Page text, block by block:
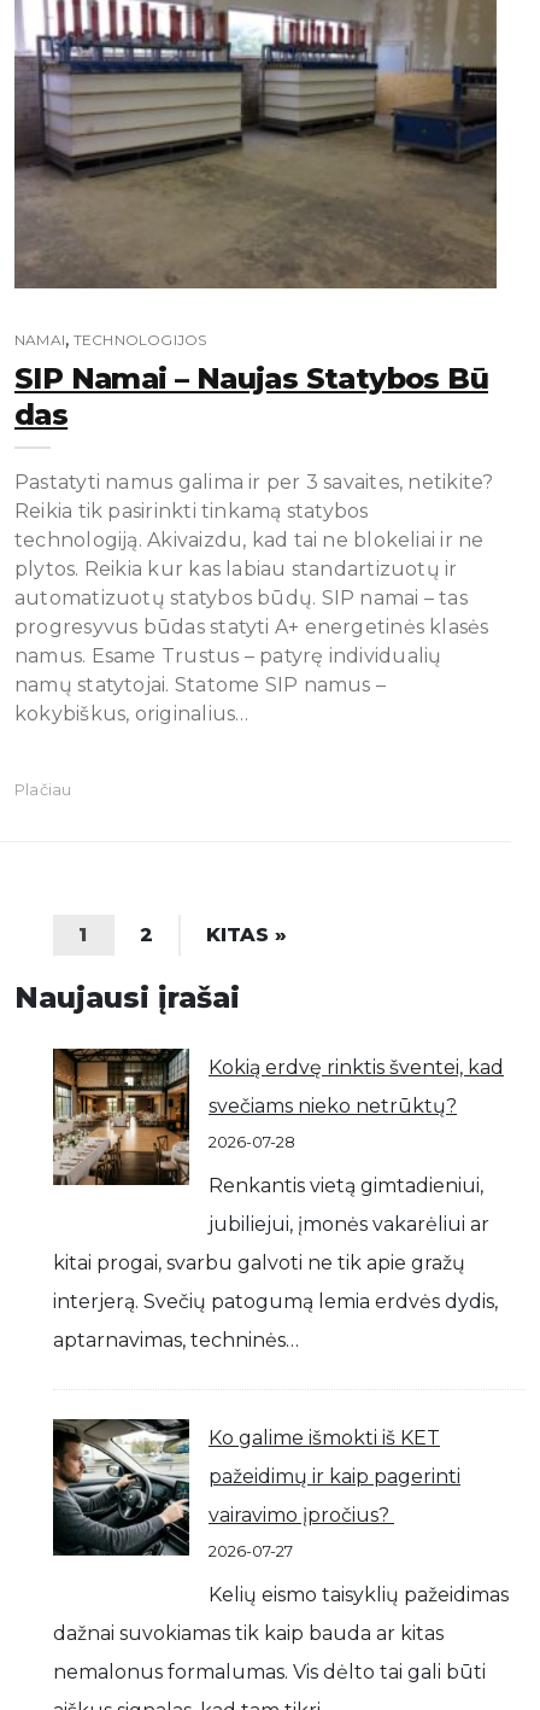
NAMAI, TECHNOLOGIJOS
SIP Namai – Naujas Statybos Bū
Das
Pastatyti namus galima ir per 3 savaites, netikite?
Reikia tik pasirinkti tinkamą statybos
technologiją. Akivaizdu, kad tai ne blokeliai ir ne
plytos. Reikia kur kas labiau standartizuotų ir
automatizuotų statybos būdų. SIP namai – tas
progresyvus būdas statyti A+ energetinės klasės
namus. Esame Trustus – patyrę individualių
namų statytojai. Statome SIP namus –
kokybiškus, originalius…
Plačiau
1 2 KITAS »
Naujausi įrašai
Kokią erdvę rinktis šventei, kad
svečiams nieko netrūktų?
2026-07-28
Renkantis vietą gimtadieniui,
jubiliejui, įmonės vakarėliui ar
kitai progai, svarbu galvoti ne tik apie gražų
interjerą. Svečių patogumą lemia erdvės dydis,
aptarnavimas, techninės…
Ko galime išmokti iš KET
pažeidimų ir kaip pagerinti
vairavimo įpročius?
2026-07-27
Kelių eismo taisyklių pažeidimas
dažnai suvokiamas tik kaip bauda ar kitas
nemalonus formalumas. Vis dėlto tai gali būti